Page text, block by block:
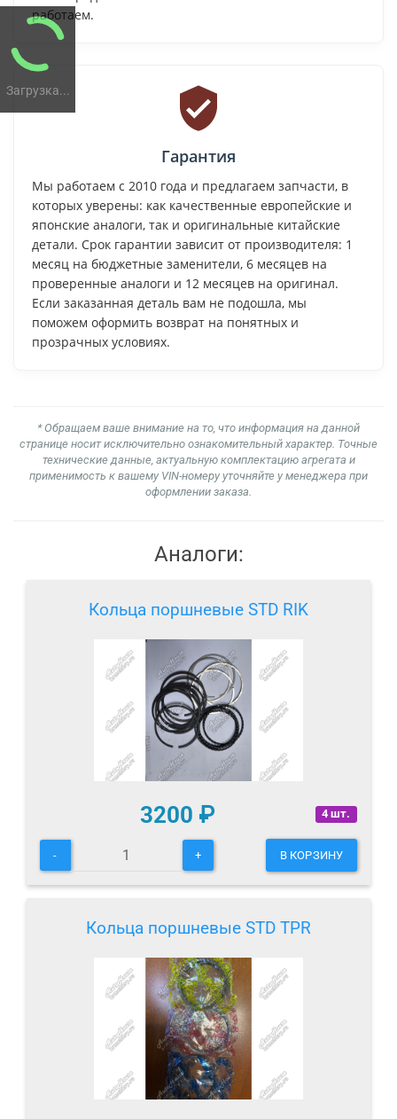
Загрузка...
работаем.
Гарантия
Мы работаем с 2010 года и предлагаем запчасти, в
которых уверены: как качественные европейские и
японские аналоги, так и оригинальные китайские
детали. Срок гарантии зависит от производителя: 1
месяц на бюджетные заменители, 6 месяцев на
проверенные аналоги и 12 месяцев на оригинал.
Если заказанная деталь вам не подошла, мы
поможем оформить возврат на понятных и
прозрачных условиях.
* Обращаем ваше внимание на то, что информация на данной
странице носит исключительно ознакомительный характер. Точные
технические данные, актуальную комплектацию агрегата и
применимость к вашему VIN-номеру уточняйте у менеджера при
оформлении заказа.
Аналоги:
Кольца поршневые STD RIK
4 шт.
3200 ₽
- + В КОРЗИНУ
Кольца поршневые STD TPR